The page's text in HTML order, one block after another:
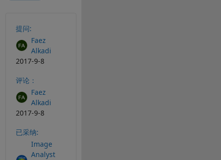
提问:
Faez
Alkadi
2017-9-8
评论：
Faez
Alkadi
2017-9-8
已采纳:
Image
Analyst